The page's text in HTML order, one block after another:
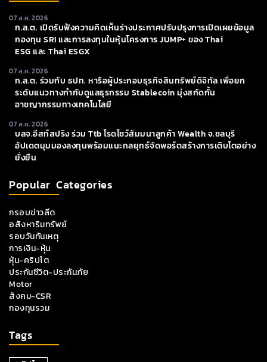
07 ส.ค. 2026
ก.ล.ต. เปิดรับฟังความคิดเห็นร่างประกาศปรับปรุงการเปิดเผยข้อมูล
กองทุน SRI และการลงทุนในหุ้นโครงการ JUMP+ ของ Thai
ESG และ Thai ESGX
07 ส.ค. 2026
ก.ล.ต. ร่วมกับ ธปท. หารือผู้ประกอบธุรกิจสินทรัพย์ดิจิทัล เพื่อยก
ระดับแนวทางกำกับดูแลธุรกรรม Stablecoin มุ่งสกัดกั้น
อาชญากรรมทางเทคโนโลยี
07 ส.ค. 2026
บลจ.อีสท์สปริง ร่วม Ttb โรดโชว์สัมมนาลูกค้า Wealth จ.ชลบุรี
อัปเดตมุมมองลงทุนพร้อมแนะกลยุทธ์จัดพอร์ตสร้างการเติบโตอย่าง
ยั่งยืน
Popular Categories
กรอบข่าวลีด
อสังหาริมทรัพย์
รอบวันทันเหตุ
การเงิน-หุ้น
หุ้น-คริปโต
ประกันชีวิต-ประกันภัย
Motor
สังคม-CSR
กองทุนรวม
Tags